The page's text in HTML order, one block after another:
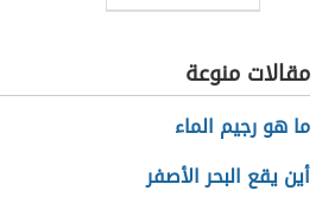
والضعيفة
مقالات منوعة
ما هو رجيم الماء
أين يقع البحر الأصفر